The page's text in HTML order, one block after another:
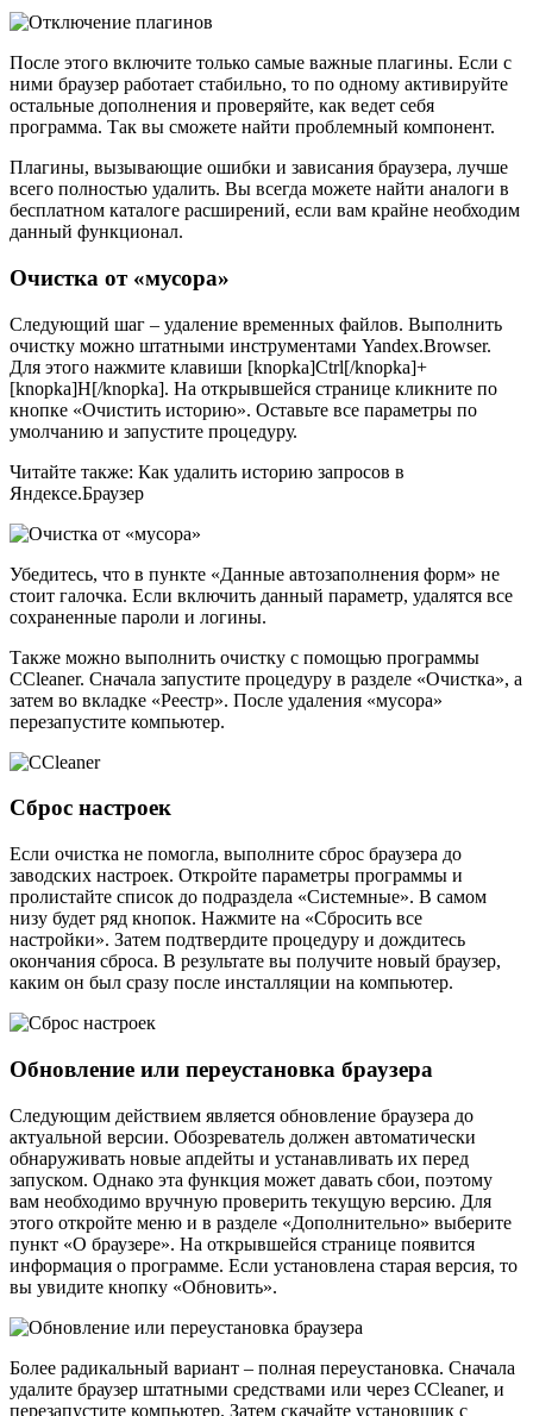
После этого включите только самые важные плагины. Если с
ними браузер работает стабильно, то по одному активируйте
остальные дополнения и проверяйте, как ведет себя
программа. Так вы сможете найти проблемный компонент.
Плагины, вызывающие ошибки и зависания браузера, лучше
всего полностью удалить. Вы всегда можете найти аналоги в
бесплатном каталоге расширений, если вам крайне необходим
данный функционал.
Очистка от «мусора»
Следующий шаг – удаление временных файлов. Выполнить
очистку можно штатными инструментами Yandex.Browser.
Для этого нажмите клавиши [knopka]Ctrl[/knopka]+
[knopka]H[/knopka]. На открывшейся странице кликните по
кнопке «Очистить историю». Оставьте все параметры по
умолчанию и запустите процедуру.
Читайте также: Как удалить историю запросов в
Яндексе.Браузер
Убедитесь, что в пункте «Данные автозаполнения форм» не
стоит галочка. Если включить данный параметр, удалятся все
сохраненные пароли и логины.
Также можно выполнить очистку с помощью программы
CCleaner. Сначала запустите процедуру в разделе «Очистка», а
затем во вкладке «Реестр». После удаления «мусора»
перезапустите компьютер.
Сброс настроек
Если очистка не помогла, выполните сброс браузера до
заводских настроек. Откройте параметры программы и
пролистайте список до подраздела «Системные». В самом
низу будет ряд кнопок. Нажмите на «Сбросить все
настройки». Затем подтвердите процедуру и дождитесь
окончания сброса. В результате вы получите новый браузер,
каким он был сразу после инсталляции на компьютер.
Обновление или переустановка браузера
Следующим действием является обновление браузера до
актуальной версии. Обозреватель должен автоматически
обнаруживать новые апдейты и устанавливать их перед
запуском. Однако эта функция может давать сбои, поэтому
вам необходимо вручную проверить текущую версию. Для
этого откройте меню и в разделе «Дополнительно» выберите
пункт «О браузере». На открывшейся странице появится
информация о программе. Если установлена старая версия, то
вы увидите кнопку «Обновить».
Более радикальный вариант – полная переустановка. Сначала
удалите браузер штатными средствами или через CCleaner, и
перезапустите компьютер. Затем скачайте установщик с